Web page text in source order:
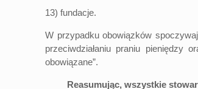
13) fundacje.
W przypadku obowiązków
przeciwdziałaniu praniu pieniędzy
obowiązane”.
Reasumując, wszystkie